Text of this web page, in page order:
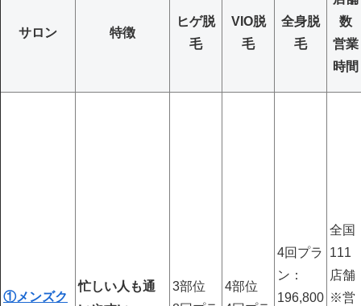
サロン 特徴
ヒゲ脱
毛
VIO脱
毛
全身脱
毛
数
営業
時間
①メンズク
忙しい人も通
3部位
4部位
4回プラ
ン：
196,800
全国
111
店舗
※営